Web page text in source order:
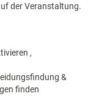
der Veranstaltung.
,
&
finden